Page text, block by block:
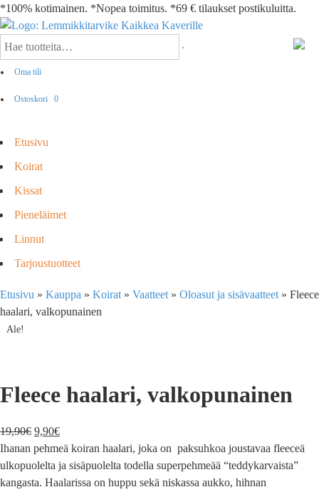
*100% kotimainen. *Nopea toimitus. *69 € tilaukset postikuluitta.
Oma tili
Ostoskori 0
Etusivu
Koirat
Kissat
Pieneläimet
Linnut
Tarjoustuotteet
Etusivu » Kauppa » Koirat » Vaatteet » Oloasut ja sisävaatteet » Fleece
haalari, valkopunainen
Ale!
Fleece haalari, valkopunainen
19,90€ 9,90€
Ihanan pehmeä koiran haalari, joka on paksuhkoa joustavaa fleeceä
ulkopuolelta ja sisäpuolelta todella superpehmeää “teddykarvaista”
kangasta. Haalarissa on huppu sekä niskassa aukko, hihnan